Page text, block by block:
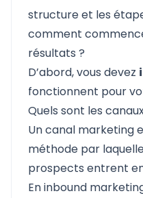
structure et les
comment
résultats ?
D’abord, vous devez
fonctionnent pour
Quels sont les
Un canal marketing
méthode par
prospects entrent
En inbound